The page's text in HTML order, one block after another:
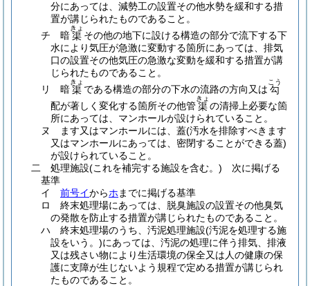
分にあっては、減勢工の設置その他水勢を緩和する措
置が講じられたものであること。
チ
暗渠
きょ
その他の地下に設ける構造の部分で流下する下
水により気圧が急激に変動する箇所にあっては、排気
口の設置その他気圧の急激な変動を緩和する措置が講
じられたものであること。
リ
暗渠
きょ
である構造の部分の下水の流路の方向又は 勾
こう
配が著しく変化する箇所その他管 渠
きょ
の清掃上必要な箇
所にあっては、マンホールが設けられていること。
ヌ
ます又はマンホールには、蓋(汚水を排除すべきます
又はマンホールにあっては、密閉することができる蓋)
が設けられていること。
二
処理施設(これを補完する施設を含む。) 次に掲げる
基準
イ
前号イからホ までに掲げる基準
ロ
終末処理場にあっては、脱臭施設の設置その他臭気
の発散を防止する措置が講じられたものであること。
ハ
終末処理場のうち、汚泥処理施設(汚泥を処理する施
設をいう。)にあっては、汚泥の処理に伴う排気、排液
又は残さい物により生活環境の保全又は人の健康の保
護に支障が生じないよう規程で定める措置が講じられ
たものであること。